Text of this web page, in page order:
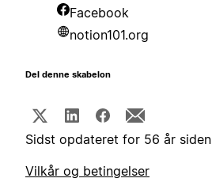
Facebook
notion101.org
Del denne skabelon
Sidst opdateret for 56 år siden
Vilkår og betingelser